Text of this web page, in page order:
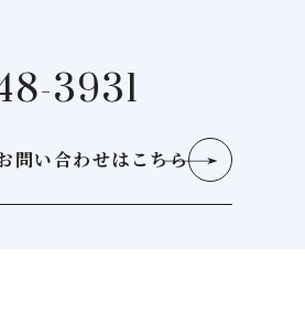
3931
問い合わせはこちら